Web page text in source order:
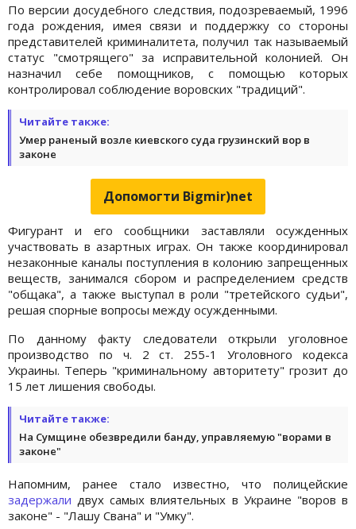
По версии досудебного следствия, подозреваемый, 1996
года рождения, имея связи и поддержку со стороны
представителей криминалитета, получил так называемый
статус "смотрящего" за исправительной колонией. Он
назначил себе помощников, с помощью которых
контролировал соблюдение воровских "традиций".
Читайте также:
Умер раненый возле киевского суда грузинский вор в
законе
Допомогти Bigmir)net
Фигурант и его сообщники заставляли осужденных
участвовать в азартных играх. Он также координировал
незаконные каналы поступления в колонию запрещенных
веществ, занимался сбором и распределением средств
"общака", а также выступал в роли "третейского судьи",
решая спорные вопросы между осужденными.
По данному факту следователи открыли уголовное
производство по ч. 2 ст. 255-1 Уголовного кодекса
Украины. Теперь "криминальному авторитету" грозит до
15 лет лишения свободы.
Читайте также:
На Сумщине обезвредили банду, управляемую "ворами в
законе"
Напомним, ранее стало известно, что полицейские
задержали двух самых влиятельных в Украине "воров в
законе" - "Лашу Свана" и "Умку".